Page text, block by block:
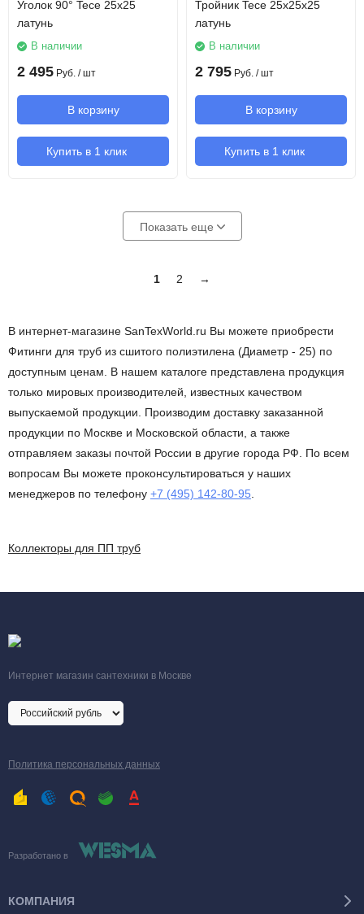
Уголок 90° Tece 25х25
латунь
В наличии
2 495 Руб. / шт
В корзину
Купить в 1 клик
Тройник Tece 25х25х25
латунь
В наличии
2 795 Руб. / шт
В корзину
Купить в 1 клик
Показать еще
1 2 →
В интернет-магазине SanTexWorld.ru Вы можете приобрести
Фитинги для труб из сшитого полиэтилена (Диаметр - 25) по
доступным ценам. В нашем каталоге представлена продукция
только мировых производителей, известных качеством
выпускаемой продукции. Производим доставку заказанной
продукции по Москве и Московской области, а также
отправляем заказы почтой России в другие города РФ. По всем
вопросам Вы можете проконсультироваться у наших
менеджеров по телефону +7 (495) 142-80-95
Коллекторы для ПП труб
Интернет магазин сантехники в Москве
Политика персональных данных
Разработано в
КОМПАНИЯ